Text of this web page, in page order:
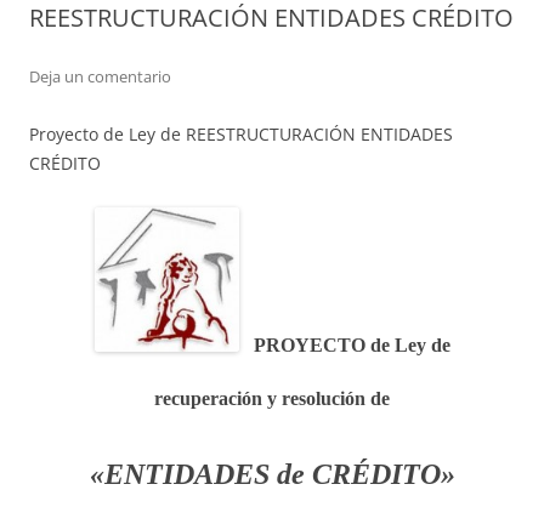
REESTRUCTURACIÓN ENTIDADES CRÉDITO
Deja un comentario
Proyecto de Ley de REESTRUCTURACIÓN ENTIDADES
CRÉDITO
PROYECTO de Ley de
recuperación y resolución de
«ENTIDADES de CRÉDITO»